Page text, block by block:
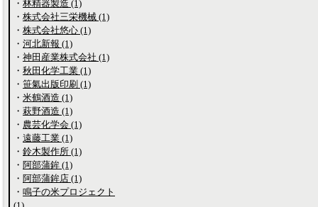
・ 林精器製造 (1)
・ 株式会社三栄機械 (1)
・ 株式会社悠心 (1)
・ 河北新報 (1)
・ 神田産業株式会社 (1)
・ 秋田化学工業 (1)
・ 笹氣出版印刷 (1)
・ 米鶴酒造 (1)
・ 萩野酒造 (1)
・ 農芸化学会 (1)
・ 遠藤工業 (1)
・ 鈴木製作所 (1)
・ 阿部蒲鉾 (1)
・ 阿部蒲鉾店 (1)
・ 鳴子の米プロジェクト